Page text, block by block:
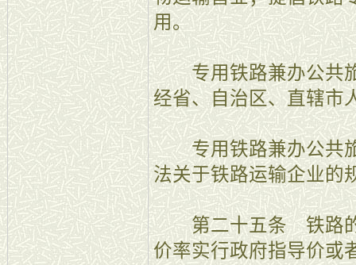
用。
专用铁路兼办公共旅
经省、自治区、直辖市
专用铁路兼办公共旅
法关于铁路运输企业的
第二十五条 铁路的
价率实行政府指导价或